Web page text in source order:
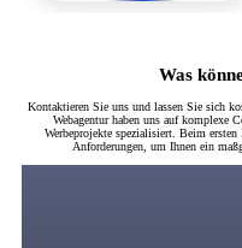
Was
Kontaktieren Sie uns und lassen Sie sich
Webagentur haben uns auf komplexe
Werbeprojekte spezialisiert. Beim ersten
Anforderungen, um Ihnen ein